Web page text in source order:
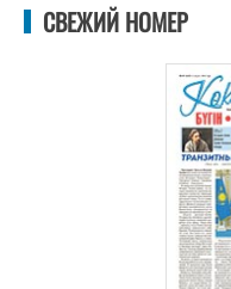
СВЕЖИЙ НОМЕР